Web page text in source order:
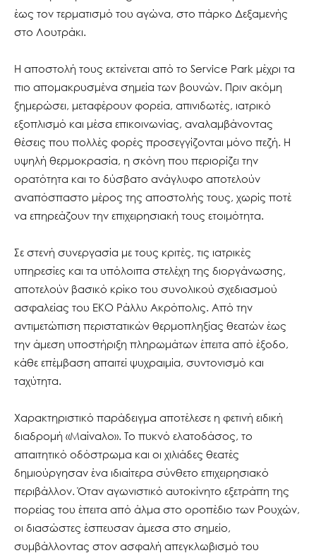
έως τον τερματισμό του αγώνα, στο πάρκο Δεξαμενής
στο Λουτράκι.
Η αποστολή τους εκτείνεται από το Service Park μέχρι τα
πιο απομακρυσμένα σημεία των βουνών. Πριν ακόμη
ξημερώσει, μεταφέρουν φορεία, απινιδωτές, ιατρικό
εξοπλισμό και μέσα επικοινωνίας, αναλαμβάνοντας
θέσεις που πολλές φορές προσεγγίζονται μόνο πεζή. Η
υψηλή θερμοκρασία, η σκόνη που περιορίζει την
ορατότητα και το δύσβατο ανάγλυφο αποτελούν
αναπόσπαστο μέρος της αποστολής τους, χωρίς ποτέ
να επηρεάζουν την επιχειρησιακή τους ετοιμότητα.
Σε στενή συνεργασία με τους κριτές, τις ιατρικές
υπηρεσίες και τα υπόλοιπα στελέχη της διοργάνωσης,
αποτελούν βασικό κρίκο του συνολικού σχεδιασμού
ασφαλείας του ΕΚΟ Ράλλυ Ακρόπολις. Από την
αντιμετώπιση περιστατικών θερμοπληξίας θεατών έως
την άμεση υποστήριξη πληρωμάτων έπειτα από έξοδο,
κάθε επέμβαση απαιτεί ψυχραιμία, συντονισμό και
ταχύτητα.
Χαρακτηριστικό παράδειγμα αποτέλεσε η φετινή ειδική
διαδρομή «Μαίναλο». Το πυκνό ελατοδάσος, το
απαιτητικό οδόστρωμα και οι χιλιάδες θεατές
δημιούργησαν ένα ιδιαίτερα σύνθετο επιχειρησιακό
περιβάλλον. Όταν αγωνιστικό αυτοκίνητο εξετράπη της
πορείας του έπειτα από άλμα στο οροπέδιο των Ρουχών,
οι διασώστες έσπευσαν άμεσα στο σημείο,
συμβάλλοντας στον ασφαλή απεγκλωβισμό του